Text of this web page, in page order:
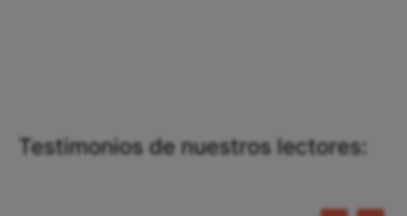
Testimonios de nuestros lectores: